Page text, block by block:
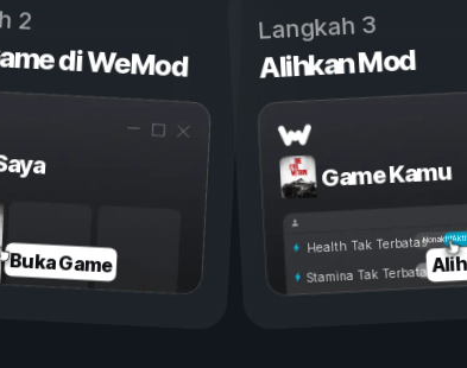
2
di WeMod
Buka Game
Langkah 3
Alihkan Mod
Game Kamu
Nonaktif
Health Tak Terbatas
Stamina Tak Terbatas